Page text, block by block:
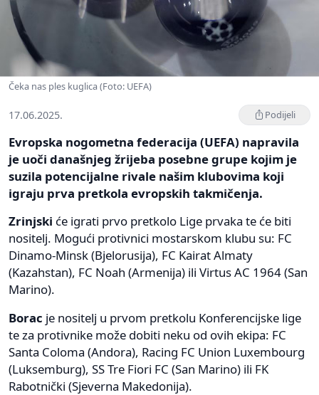
Čeka nas ples kuglica (Foto: UEFA)
17.06.2025. Podijeli
Evropska nogometna federacija (UEFA) napravila
je uoči današnjeg žrijeba posebne grupe kojim je
suzila potencijalne rivale našim klubovima koji
igraju prva pretkola evropskih takmičenja.
Zrinjski će igrati prvo pretkolo Lige prvaka te će biti
nositelj. Mogući protivnici mostarskom klubu su: FC
Dinamo-Minsk (Bjelorusija), FC Kairat Almaty
(Kazahstan), FC Noah (Armenija) ili Virtus AC 1964 (San
Marino).
Borac je nositelj u prvom pretkolu Konferencijske lige
te za protivnike može dobiti neku od ovih ekipa: FC
Santa Coloma (Andora), Racing FC Union Luxembourg
(Luksemburg), SS Tre Fiori FC (San Marino) ili FK
Rabotnički (Sjeverna Makedonija).